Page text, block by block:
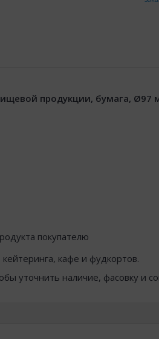
продукции, бумага,
покупателю
кафе и фудкортов.
уточнить наличие, фасовку и